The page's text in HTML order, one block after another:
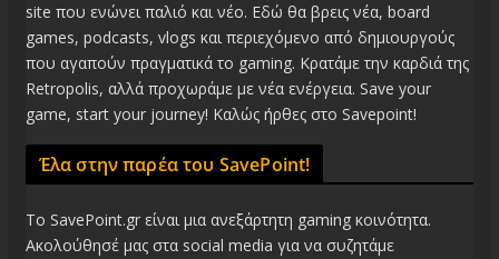
site που ενώνει παλιό και νέο. Εδώ θα βρεις νέα, board
games, podcasts, vlogs και περιεχόμενο από δημιουργούς
που αγαπούν πραγματικά το gaming. Κρατάμε την καρδιά της
Retropolis, αλλά προχωράμε με νέα ενέργεια. Save your
game, start your journey! Καλώς ήρθες στο Savepoint!
Έλα στην παρέα του SavePoint!
Το SavePoint.gr είναι μια ανεξάρτητη gaming κοινότητα.
Ακολούθησέ μας στα social media για να συζητάμε